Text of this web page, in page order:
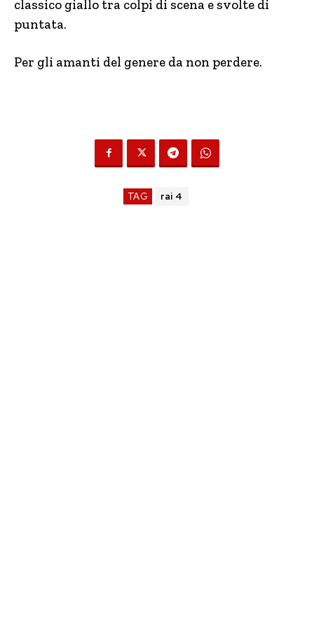
classico giallo tra colpi di scena e svolte di
puntata.
Per gli amanti del genere da non perdere.
TAG rai 4